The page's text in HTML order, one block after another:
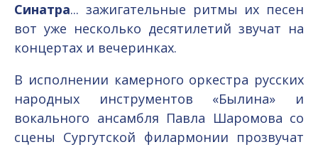
Синатра... зажигательные ритмы их песен
вот уже несколько десятилетий звучат на
концертах и вечеринках.
В исполнении камерного оркестра русских
народных инструментов «Былина» и
вокального ансамбля Павла Шаромова со
сцены Сургутской филармонии прозвучат